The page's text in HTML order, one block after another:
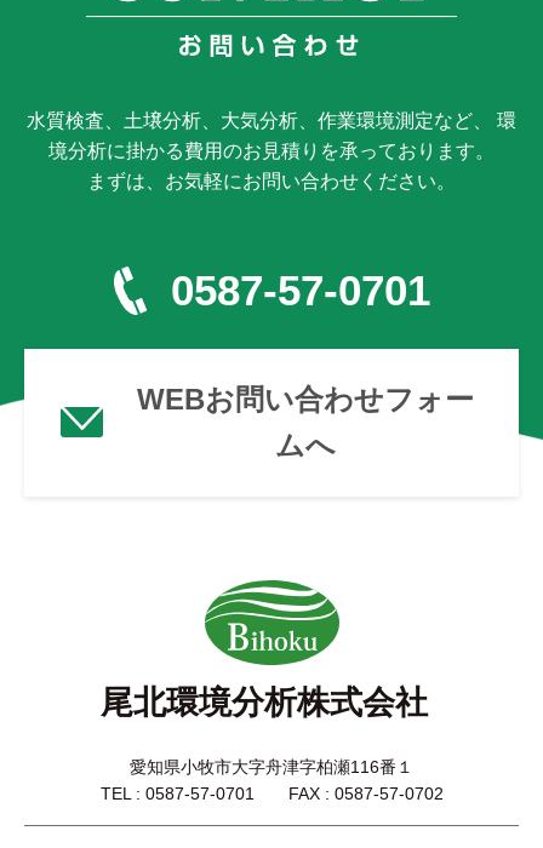
水質検査、土壌分析、大気分析、作業環境測定など、 環
境分析に掛かる費用のお見積りを承っております。
まずは、お気軽にお問い合わせください。
0587-57-0701
WEBお問い合わせフォー
ムへ
尾北環境分析株式会社
愛知県小牧市大字舟津字柏瀬116番１
TEL : 0587-57-0701 FAX : 0587-57-0702